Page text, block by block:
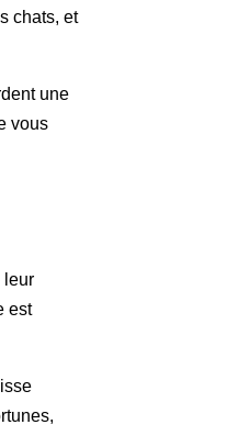
chats, et
une
vous
leur
est